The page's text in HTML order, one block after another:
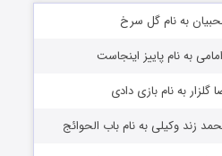
به نام گل سرخ
به نام پاییز اینجاست
به نام بازی دادی
زند وکیلی به نام باب الحوائج